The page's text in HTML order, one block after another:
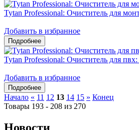
Tytan Professional: Очиститель для
Добавить в избранное
Tytan Professional: Очиститель для
Добавить в избранное
Начало « 11 12 13 14 15 » Конец
Товары 193 - 208 из 270
Новости